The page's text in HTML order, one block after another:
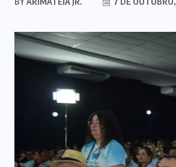
EDITORIAL
DNIT fará
Estreito dos
quinta-feira (6);
‘Pare e Siga’